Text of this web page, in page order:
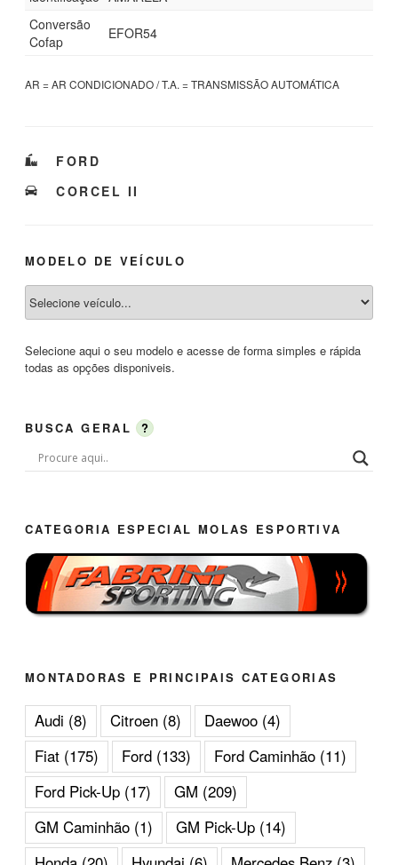
Conversão
Cofap
EFOR54
AR = AR CONDICIONADO / T.A. = TRANSMISSÃO AUTOMÁTICA
CATEGORIAS
FORD
TAGS
CORCEL II
MODELO DE VEÍCULO
Selecione aqui o seu modelo e acesse de forma simples e rápida
todas as opções disponiveis.
BUSCA GERAL ?
CATEGORIA ESPECIAL MOLAS ESPORTIVA
MONTADORAS E PRINCIPAIS CATEGORIAS
Audi (8) Citroen (8) Daewoo (4)
Fiat (175) Ford (133) Ford Caminhão (11)
Ford Pick-Up (17) GM (209)
GM Caminhão (1) GM Pick-Up (14)